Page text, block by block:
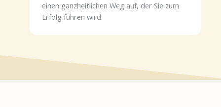
einen ganzheitlichen Weg auf, der Sie zum
Erfolg führen wird.